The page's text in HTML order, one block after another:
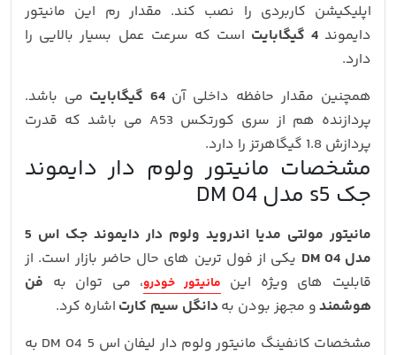
اپلیکیشن کاربردی را نصب کند. مقدار رم این مانیتور
دایموند4 گیگابایت
است که سرعت عمل بسیار بالایی را
دارد.
همچنین مقدار حافظه داخلی آن 64 گیگابایت
می باشد.
پردازنده هم از سری کورتکس A53 می باشد که قدرت
پردازش 1.8 گیگاهرتز را دارد.
مشخصات مانیتور ولوم دار دایموند
جک s5 مدل DM 04
مانیتور مولتی مدیا اندروید ولوم دار دایموند جک اس 5
مدل DM 04
یکی از فول ترین های حال حاضر بازار است. از
قابلیت های ویژه این مانیتور خودرو، می توان به فن
هوشمندو مجهز بودن به دانگل سیم کارت اشاره کرد.
مشخصات کانفینگ مانیتور ولوم دار لیفان اس 5 DM 04 به